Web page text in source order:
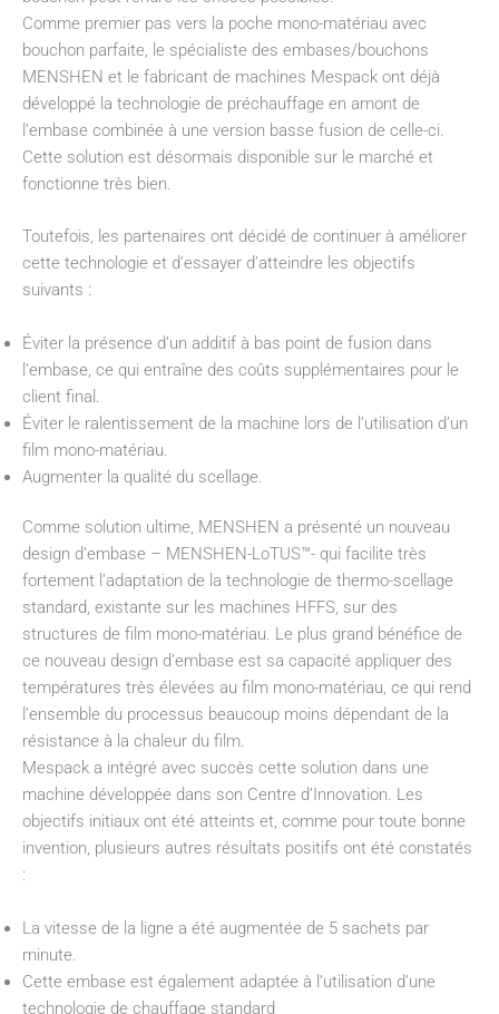
Comme premier pas vers la poche mono-matériau avec
bouchon parfaite, le spécialiste des embases/bouchons
MENSHEN et le fabricant de machines Mespack ont déjà
développé la technologie de préchauffage en amont de
l’embase combinée à une version basse fusion de celle-ci.
Cette solution est désormais disponible sur le marché et
fonctionne très bien.
Toutefois, les partenaires ont décidé de continuer à améliorer
cette technologie et d’essayer d’atteindre les objectifs
suivants :
Éviter la présence d’un additif à bas point de fusion dans
l’embase, ce qui entraîne des coûts supplémentaires pour le
client final.
Éviter le ralentissement de la machine lors de l’utilisation d’un
film mono-matériau.
Augmenter la qualité du scellage.
Comme solution ultime, MENSHEN a présenté un nouveau
design d’embase – MENSHEN-LoTUS™- qui facilite très
fortement l’adaptation de la technologie de thermo-scellage
standard, existante sur les machines HFFS, sur des
structures de film mono-matériau. Le plus grand bénéfice de
ce nouveau design d’embase est sa capacité appliquer des
températures très élevées au film mono-matériau, ce qui rend
l’ensemble du processus beaucoup moins dépendant de la
résistance à la chaleur du film.
Mespack a intégré avec succès cette solution dans une
machine développée dans son Centre d’Innovation. Les
objectifs initiaux ont été atteints et, comme pour toute bonne
invention, plusieurs autres résultats positifs ont été constatés
:
La vitesse de la ligne a été augmentée de 5 sachets par
minute.
Cette embase est également adaptée à l’utilisation d’une
technologie de chauffage standard